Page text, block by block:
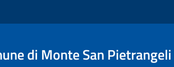
di Monte San Pietrangeli